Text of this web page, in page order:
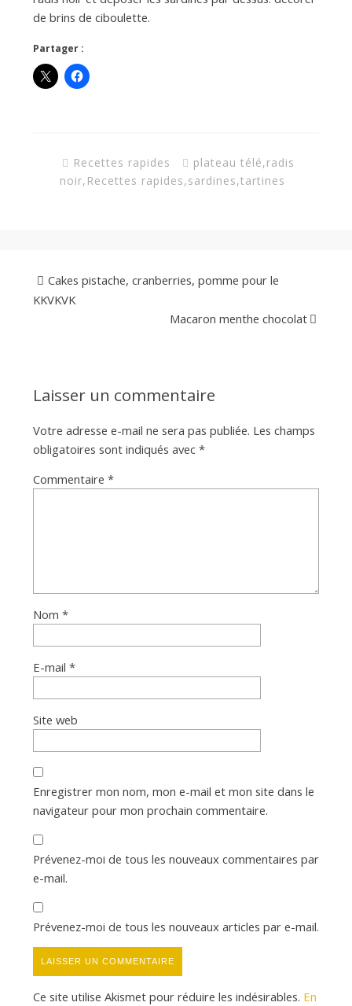
de brins de ciboulette.
Partager :
Recettes rapides plateau télé,radis
noir, Recettes rapides,sardines,tartines
Cakes pistache, cranberries, pomme pour le
KKVKVK
Macaron menthe chocolat
Laisser un commentaire
Votre adresse e-mail ne sera pas publiée. Les champs
obligatoires sont indiqués avec *
Commentaire *
Nom *
E-mail *
Site web
Enregistrer mon nom, mon e-mail et mon site dans le
navigateur pour mon prochain commentaire.
Prévenez-moi de tous les nouveaux commentaires par
e-mail.
Prévenez-moi de tous les nouveaux articles par e-mail.
Ce site utilise Akismet pour réduire les indésirables. En